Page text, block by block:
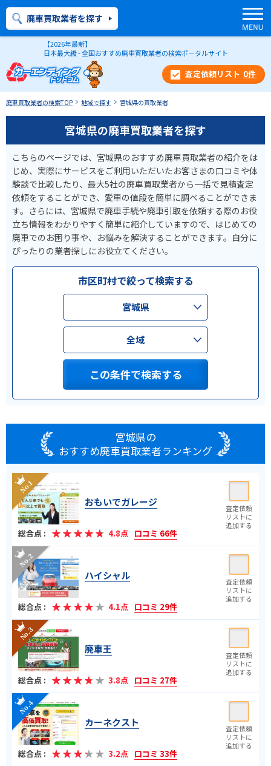
【2026年最新】
日本最大級 - 全国おすすめ廃車買取業者の検索ポータルサイト
0件
廃車買取業者を探す
廃車買取業者の検索TOP 地域で探す 宮城県の買取業者
宮城県の廃車買取業者を探す
こちらのページでは、宮城県のおすすめ廃車買取業者の紹介をは
じめ、実際にサービスをご利用いただいたお客さまの口コミや体
験談で比較したり、最大5社の廃車買取業者から一括で見積査定
依頼をすることができ、愛車の値段を簡単に調べることができま
す。さらには、宮城県で廃車手続や廃車引取を依頼する際のお役
立ち情報をわかりやすく簡単に紹介していますので、はじめての
廃車でのお困り事や、お悩みを解決することができます。自分に
ぴったりの業者探しにお役立てください。
市区町村で絞って検索する
宮城県
全域
この条件で検索する
宮城県の
おすすめ廃車買取業者ランキング
おもいでガレージ
総合点 : 4.8点 口コミ 66件
ハイシャル
総合点 : 4.1点 口コミ 29件
廃車王
総合点 : 3.8点 口コミ 27件
カーネクスト
総合点 : 3.2点 口コミ 33件